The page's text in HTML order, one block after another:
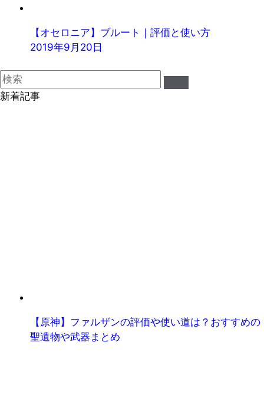
【オセロニア】ブルート｜評価と使い方
2019年9月20日
新着記事
【原神】ファルザンの評価や使い道は？おすすめの
聖遺物や武器まとめ